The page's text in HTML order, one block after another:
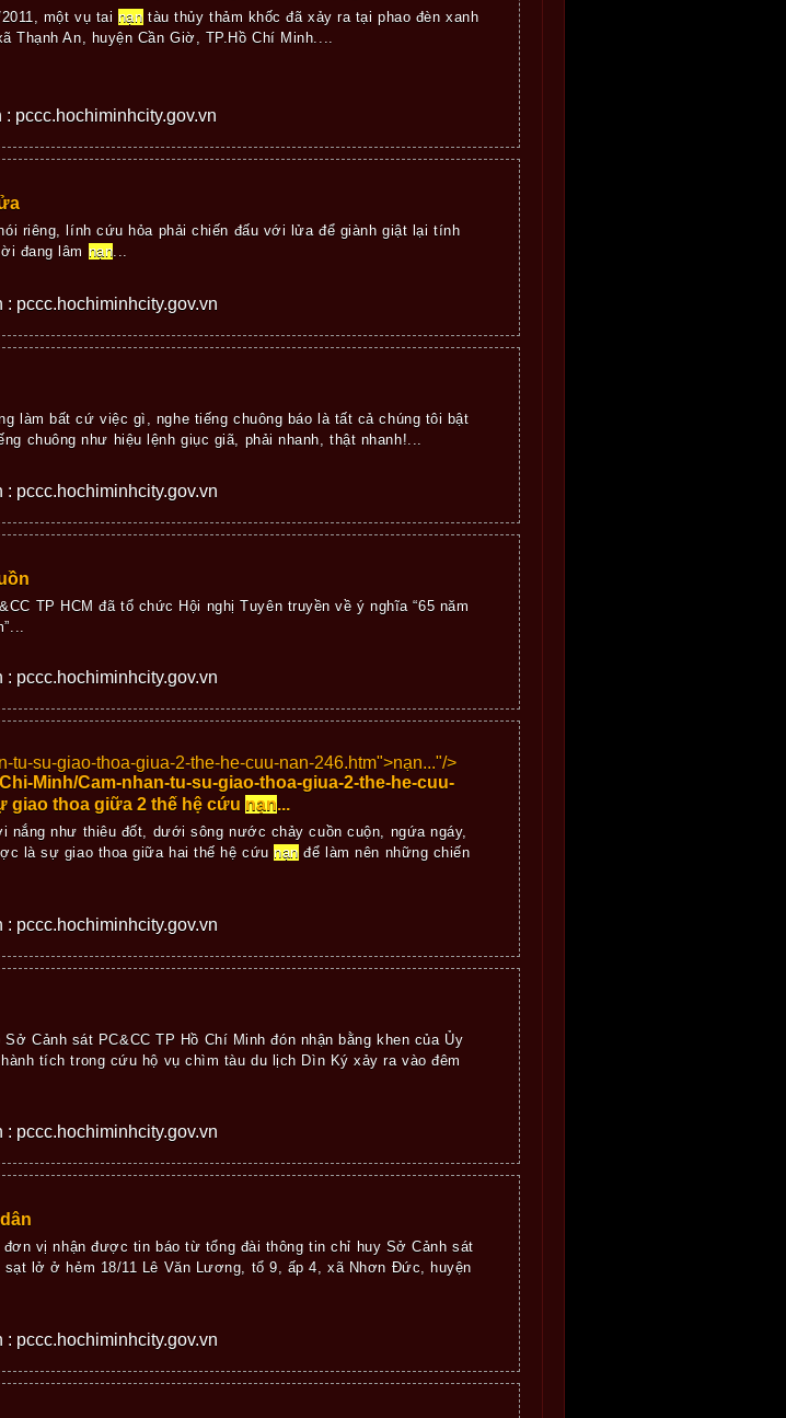
một vụ tai nạn tàu thủy thảm khốc đã xảy ra tại phao đèn xanh
Thạnh An, huyện Cần Giờ, TP.Hồ Chí Minh....
pccc.hochiminhcity.gov.vn
riêng, lính cứu hỏa phải chiến đấu với lửa để giành giật lại tính
đang lâm nạn
pccc.hochiminhcity.gov.vn
làm bất cứ việc gì, nghe tiếng chuông báo là tất cả chúng tôi bật
chuông như hiệu lệnh giục giã, phải nhanh, thật nhanh!...
pccc.hochiminhcity.gov.vn
TP HCM đã tổ chức Hội nghị Tuyên truyền về ý nghĩa “65 năm
pccc.hochiminhcity.gov.vn
tu-su-giao-thoa-giua-2-the-he-cuu-nan-246.htm">nạn..."/>
Minh/Cam-nhan-tu-su-giao-thoa-giua-2-the-he-cuu-
giao thoa giữa 2 thế hệ cứu nạn...
nắng như thiêu đốt, dưới sông nước chảy cuồn cuộn, ngứa ngáy,
là sự giao thoa giữa hai thế hệ cứunạn để làm nên những chiến
pccc.hochiminhcity.gov.vn
Sở Cảnh sát PC&CC TP Hồ Chí Minh đón nhận bằng khen của Ủy
tích trong cứu hộ vụ chìm tàu du lịch Dìn Ký xảy ra vào đêm
pccc.hochiminhcity.gov.vn
vị nhận được tin báo từ tổng đài thông tin chỉ huy Sở Cảnh sát
lở ở hẻm 18/11 Lê Văn Lương, tổ 9, ấp 4, xã Nhơn Đức, huyện
pccc.hochiminhcity.gov.vn